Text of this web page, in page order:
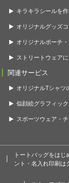
キラキラシールを作
オリジナルグッズコ
オリジナルポーチ
ストリートウェア
関連サービス
オリジナルTシャツ
似顔絵グラフィッ
スポーツウェア・
トートバッグをは
ント・名入れ印刷は